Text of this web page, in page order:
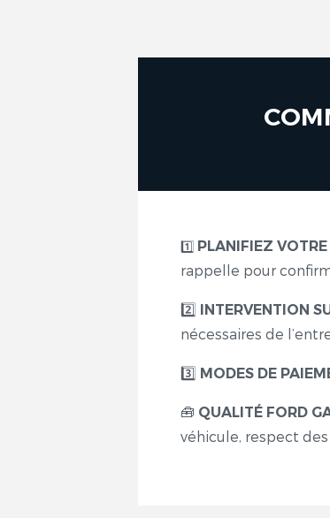
1️⃣ PLANIFIEZ
rappelle pour
2️ INTERVENTION
nécessaires de
3️ MODES DE
🧰 QUALITÉ FORD
véhicule, respect